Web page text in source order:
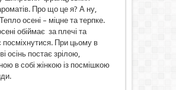
Про що це я? А ну,
осені – міцне та терпке.
обіймає за плечі та
При цьому в
осінь постає зрілою,
в собі жінкою із посмішкою